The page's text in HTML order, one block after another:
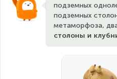
подземных
подземных
столоны и